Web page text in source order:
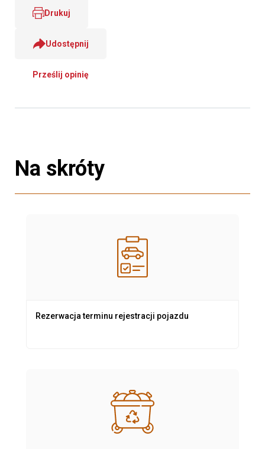
Drukuj
Udostępnij
Prześlij opinię
Na skróty
Rezerwacja terminu rejestracji pojazdu